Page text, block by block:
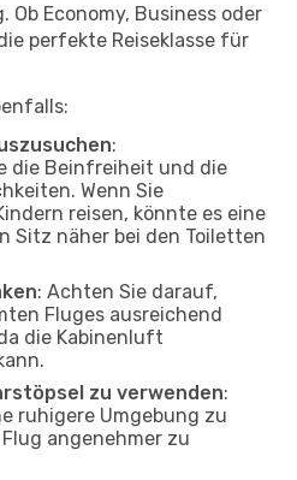
Ob Economy, Business oder
perfekte Reiseklasse für
:
die Beinfreiheit und die
Wenn Sie
reisen, könnte es eine
Sitz näher bei den Toiletten
: Achten Sie darauf,
Fluges ausreichend
die Kabinenluft
zu verwenden:
ruhigere Umgebung zu
angenehmer zu